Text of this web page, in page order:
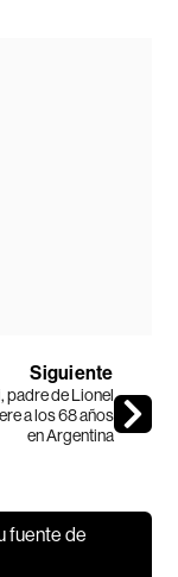
Siguiente
padre de Lionel
a los 68 años
en Argentina
fuente de